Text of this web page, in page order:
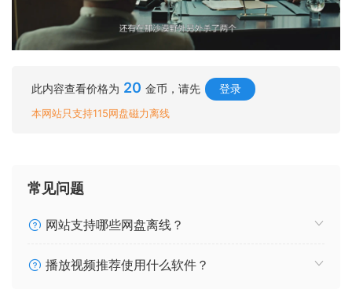
此内容查看价格为 20 金币，请先 登录
本网站只支持115网盘磁力离线
常见问题
网站支持哪些网盘离线？
播放视频推荐使用什么软件？